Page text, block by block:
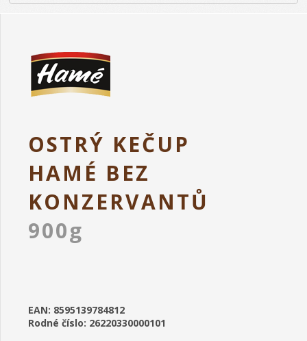
OSTRÝ KEČUP
HAMÉ BEZ
KONZERVANTŮ
900g
EAN: 8595139784812
Rodné číslo: 26220330000101